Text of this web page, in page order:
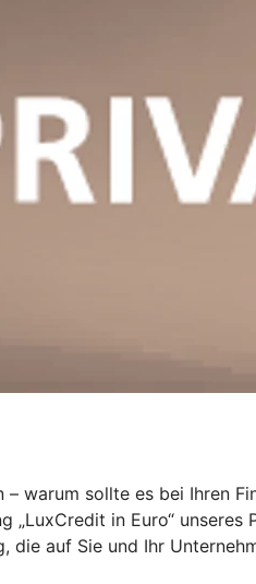
warum sollte es bei Ihren
in Euro“ unseres
auf Sie und Ihr